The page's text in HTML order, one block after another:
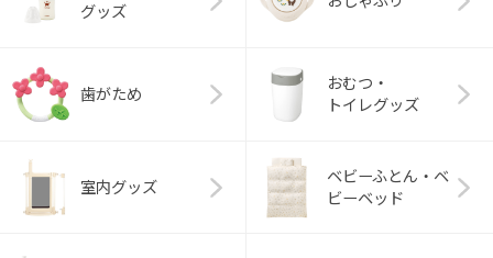
グッズ
歯がため
おむつ・
トイレグッズ
室内グッズ
ベビーふとん・ベ
ビーベッド